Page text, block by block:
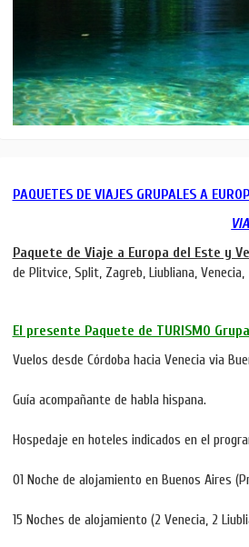
PAQUETES DE VIAJES GRUPALES A
Paquete de Viaje a Europa del Este y
de Plitvice, Split, Zagreb, Liubliana,
El presente Paquete de TURISMO
Vuelos desde Córdoba hacia Venecia via
Guía acompañante de habla hispana.
Hospedaje en hoteles indicados en el
01 Noche de alojamiento en Buenos Aires
15 Noches de alojamiento (2 Venecia, 2